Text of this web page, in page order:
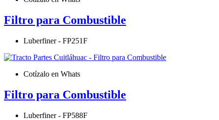
Filtro para Combustible
Luberfiner - FP251F
Cotízalo en Whats
Filtro para Combustible
Luberfiner - FP588F